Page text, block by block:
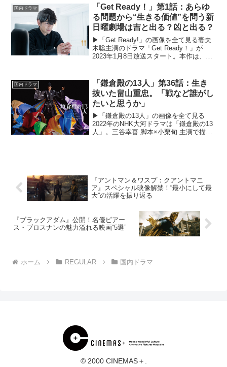
てパクリじゃないですか？～新米知的財
産部員のお仕事...
国内ドラマ
「Get Ready！」第1話：あらゆ
る問題から“生きる価値”を問う新
日曜劇場は吉と出る？凶と出る？
▶︎「Get Ready!」の画像を全て見る妻夫
木聡主演のドラマ「Get Ready！」が
2023年1月8日放送スタート。本作は、多
活躍を描いたダーク医療エンターテイ
ン...
国内ドラマ
「鎌倉殿の13人」第36話：生き
抜いた畠山重忠。「戦など誰がし
たいと思うか」
▶︎「鎌倉殿の13人」の画像を全て見る
2022年のNHK大河ドラマは「鎌倉殿の13
人」。三谷幸喜 脚本×小栗旬 主演で描く
『アントマン＆ワスプ：クアントマニ
ア』スペシャル映像解禁！“最小にして最
大”の活躍を振り返る
『ブラックアダム』公開！名優ピアー
ス・ブロスナンの魅力溢れる映画“5選”
ホーム REGULAR 国内ドラマ
© 2000 CINEMAS＋.